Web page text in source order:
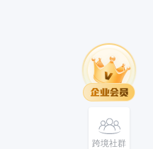
跨境社群